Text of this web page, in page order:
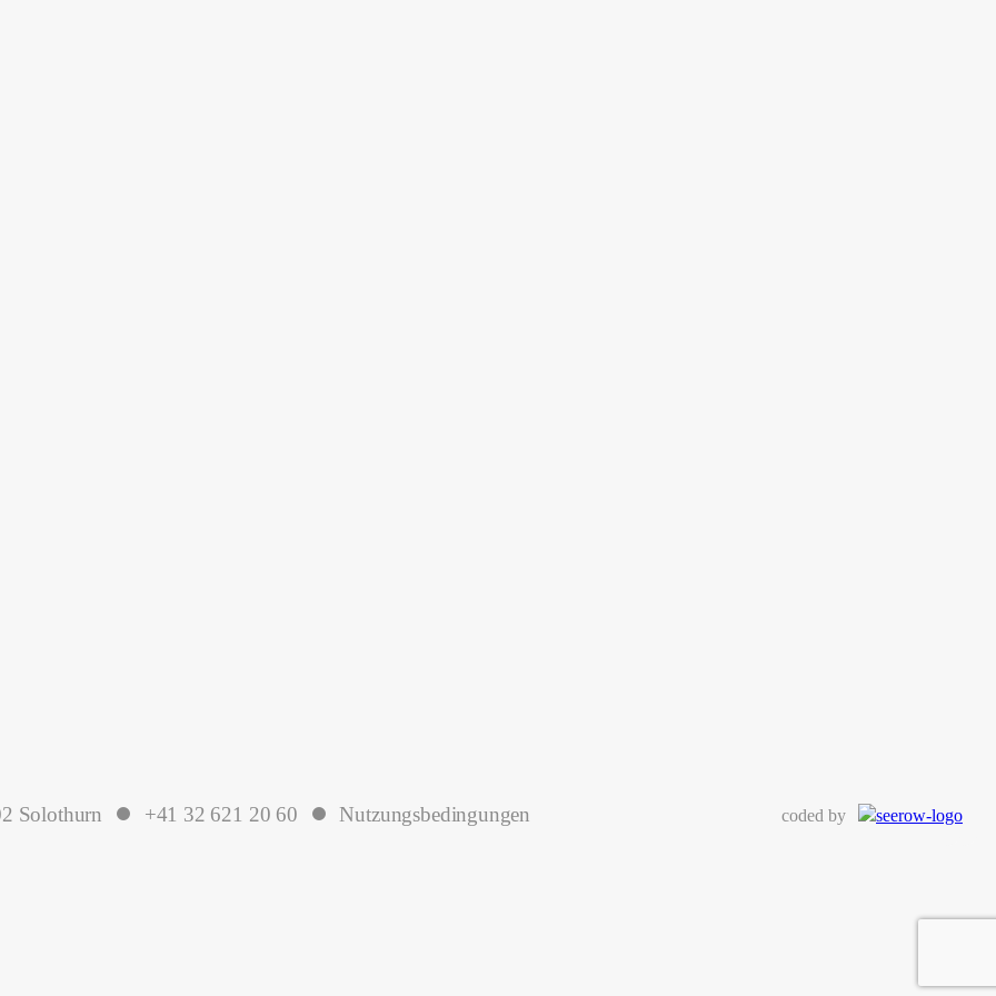
Solothurn +41 32 621 20 60 Nutzungsbedingungen coded by